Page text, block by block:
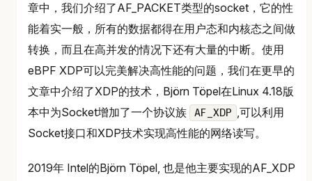
章中，我们介绍了AF_PACKET类型的socket，它的性
能着实一般，所有的数据都得在用户态和内核态之间做
转换，而且在高并发的情况下还有大量的中断。使用
eBPF XDP可以完美解决高性能的问题，我们在更早的
文章中介绍了XDP的技术，Björn Töpel在Linux 4.18版
本中为Socket增加了一个协议族
AF_XDP ,可以利用
Socket接口和XDP技术实现高性能的网络读写。
2019年 Intel的Björn Töpel, 也是他主要实现的AF_XDP